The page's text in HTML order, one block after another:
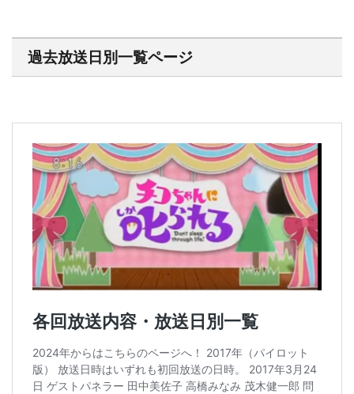
過去放送日別一覧ページ